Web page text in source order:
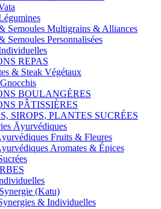
Semoules Multigrains & Alliances
Semoules Personnalisées
REPAS
& Steak Végétaux
BOULANGÈRES
PÂTISSIÈRES
SIROPS, PLANTES SUCRÉES
Āyurvédiques
Fruits & Fleures
Aromates & Épices
(Katu)
& Individuelles